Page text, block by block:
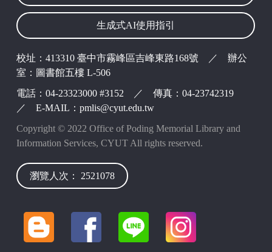
生成式AI使用指引
校址：413310 臺中市霧峰區吉峰東路168號 ／ 辦公
室：圖書館五樓 L-506
電話：04-23323000 #3152 ／ 傳真：04-23742319
／ E-MAIL：pmlis@cyut.edu.tw
Copyright © 2022 Office of Poding Memorial Library and
Information Services, CYUT All rights reserved.
瀏覽人次： 2521078